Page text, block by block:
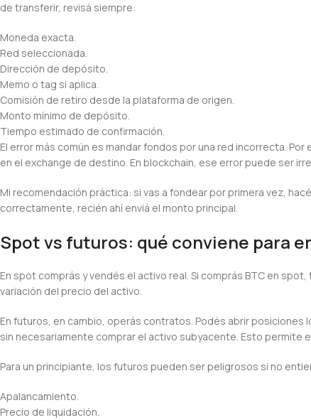
de transferir, revisá siempre:
Moneda exacta.
Red seleccionada.
Dirección de depósito.
Memo o tag si aplica.
Comisión de retiro desde la plataforma de origen.
Monto mínimo de depósito.
Tiempo estimado de confirmación.
El error más común es mandar fondos por una red incorrecta.
en el exchange de destino. En blockchain, ese error puede ser
Mi recomendación práctica: si vas a fondear por primera vez,
correctamente, recién ahí enviá el monto principal.
Spot vs futuros: qué conviene para
En spot comprás y vendés el activo real. Si comprás BTC en
variación del precio del activo.
En futuros, en cambio, operás contratos. Podés abrir
sin necesariamente comprar el activo subyacente. Esto
Para un principiante, los futuros pueden ser peligrosos si no
Apalancamiento.
Precio de liquidación.